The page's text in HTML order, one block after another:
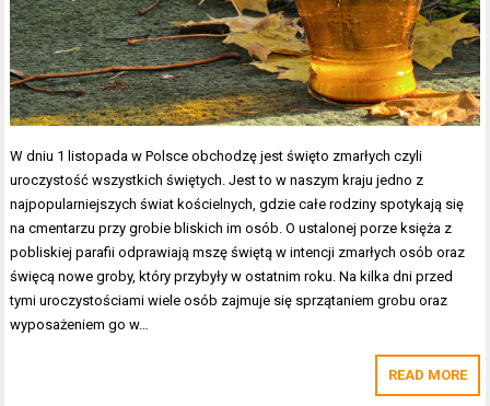
W dniu 1 listopada w Polsce obchodzę jest święto zmarłych czyli
uroczystość wszystkich świętych. Jest to w naszym kraju jedno z
najpopularniejszych świat kościelnych, gdzie całe rodziny spotykają się
na cmentarzu przy grobie bliskich im osób. O ustalonej porze księża z
pobliskiej parafii odprawiają mszę świętą w intencji zmarłych osób oraz
święcą nowe groby, który przybyły w ostatnim roku. Na kilka dni przed
tymi uroczystościami wiele osób zajmuje się sprzątaniem grobu oraz
wyposażeniem go w…
READ MORE